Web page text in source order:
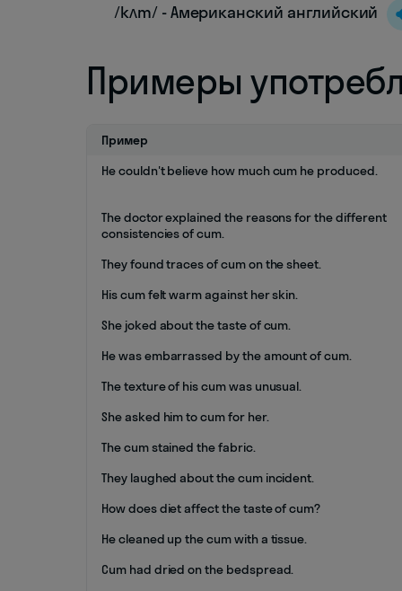
/kʌm/ - Американский английский
Примеры
Пример
He couldn't believe how much cum he produced.
The doctor explained the reasons for the different
consistencies of cum.
They found traces of cum on the sheet.
His cum felt warm against her skin.
She joked about the taste of cum.
He was embarrassed by the amount of cum.
The texture of his cum was unusual.
She asked him to cum for her.
The cum stained the fabric.
They laughed about the cum incident.
How does diet affect the taste of cum?
He cleaned up the cum with a tissue.
Cum had dried on the bedspread.